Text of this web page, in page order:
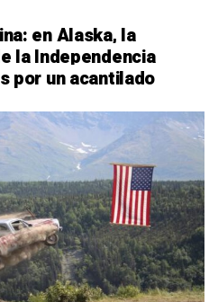
en Alaska, la
la Independencia
por un acantilado